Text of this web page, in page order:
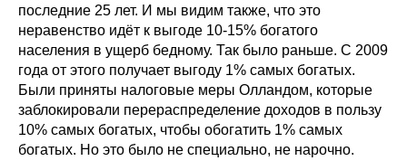
последние 25 лет. И мы видим также, что это
неравенство идёт к выгоде 10-15% богатого
населения в ущерб бедному. Так было раньше. С 2009
года от этого получает выгоду 1% самых богатых.
Были приняты налоговые меры Олландом, которые
заблокировали перераспределение доходов в пользу
10% самых богатых, чтобы обогатить 1% самых
богатых. Но это было не специально, не нарочно.